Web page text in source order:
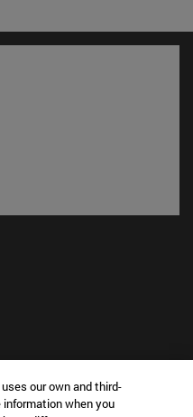
en nueva ventana)
en nueva ventana)
our own and third-
when you